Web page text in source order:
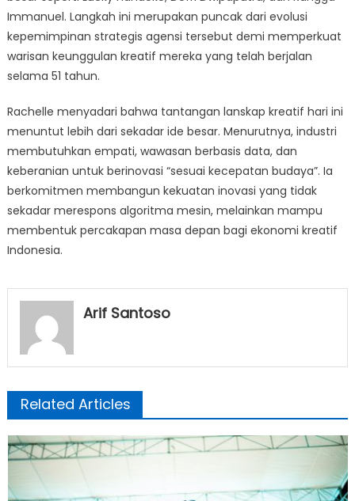
Immanuel. Langkah ini merupakan puncak dari evolusi
kepemimpinan strategis agensi tersebut demi memperkuat
warisan keunggulan kreatif mereka yang telah berjalan
selama 51 tahun.
Rachelle menyadari bahwa tantangan lanskap kreatif hari ini
menuntut lebih dari sekadar ide besar. Menurutnya, industri
membutuhkan empati, wawasan berbasis data, dan
keberanian untuk berinovasi “sesuai kecepatan budaya”. Ia
berkomitmen membangun kekuatan inovasi yang tidak
sekadar merespons algoritma mesin, melainkan mampu
membentuk percakapan masa depan bagi ekonomi kreatif
Indonesia.
Arif Santoso
Related Articles